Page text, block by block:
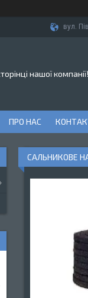
вул.
нашої компанії!
ПРО НАС
САЛЬНИКОВЕ